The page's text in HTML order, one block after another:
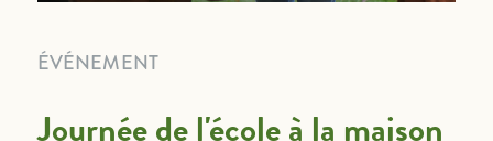
ÉVÉNEMENT
Journée de l'école à la maison